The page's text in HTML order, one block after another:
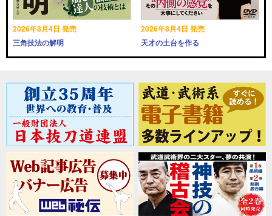
2026年8月4日 発売
三角技法の解明
2026年8月4日 発売
天才の土台を作る